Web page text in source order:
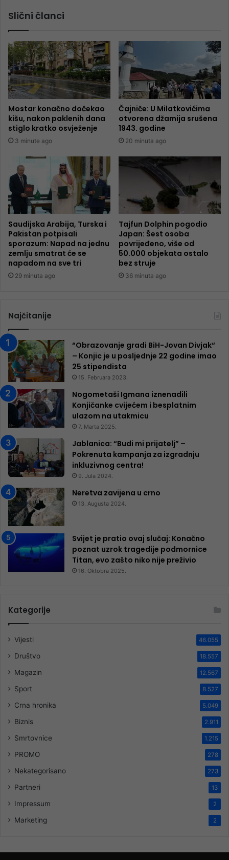
Slični članci
Mostar konačno dočekao
kišu, nakon paklenih dana
stiglo kratko osvježenje
3 minute ago
Čajniče: U Milatkovićima
otvorena džamija srušena
1943. godine
20 minuta ago
Saudijska Arabija, Turska i
Pakistan potpisali
sporazum: Napad na jednu
zemlju smatrat će se
napadom na sve tri
29 minuta ago
Tajfun Dolphin pogodio
Japan: Šest osoba
povrijeđeno, više od
50.000 objekata ostalo
bez struje
36 minuta ago
Najčitanije
“Obrazovanje gradi BiH-Jovan Divjak“
– Konjic je u posljednje 22 godine imao
25 ​​stipendista
15. Februara 2023.
Nogometaši Igmana iznenadili
Konjičanke cvijećem i besplatnim
ulazom na utakmicu
7. Marta 2025.
Jablanica: “Budi mi prijatelj” –
Pokrenuta kampanja za izgradnju
inkluzivnog centra!
9. Jula 2024.
Neretva zavijena u crno
13. Augusta 2024.
Svijet je pratio ovaj slučaj: Konačno
poznat uzrok tragedije podmornice
Titan, evo zašto niko nije preživio
16. Oktobra 2025.
Kategorije
Vijesti 46.055
Društvo 18.557
Magazin 12.567
Sport 8.527
Crna hronika 5.049
Biznis 2.911
Smrtovnice 1.215
PROMO 278
Nekategorisano 273
Partneri 13
Impressum 2
Marketing 2